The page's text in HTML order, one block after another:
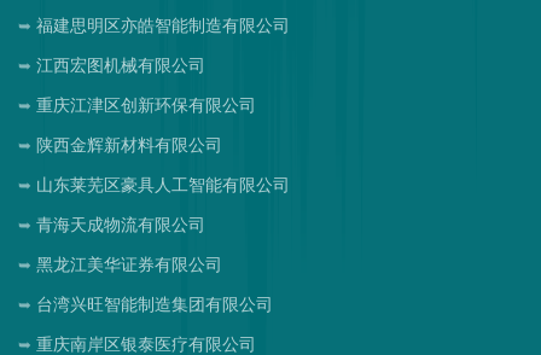
福建思明区亦皓智能制造有限公司
江西宏图机械有限公司
重庆江津区创新环保有限公司
陕西金辉新材料有限公司
山东莱芜区豪具人工智能有限公司
青海天成物流有限公司
黑龙江美华证券有限公司
台湾兴旺智能制造集团有限公司
重庆南岸区银泰医疗有限公司